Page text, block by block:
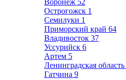
Воронеж 52
Острогожск 1
Семилуки 1
Приморский край 64
Владивосток 37
Уссурийск 6
Артем 5
Ленинградская область
Гатчина 9